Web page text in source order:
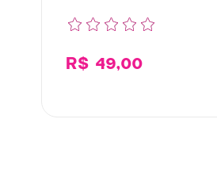
R$ 49,00